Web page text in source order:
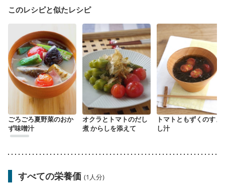
このレシピと似たレシピ
ごろごろ夏野菜のおか
ず味噌汁
オクラとトマトのだし
煮 からしを添えて
トマトともずくのすま
し汁
すべての栄養価 (1人分)